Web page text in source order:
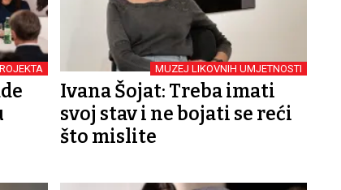
MUZEJ LIKOVNIH UMJETNOSTI
Ivana Šojat: Treba imati
svoj stav i ne bojati se reći
što mislite